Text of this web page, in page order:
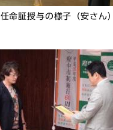
任命証授与の様子（安さん）